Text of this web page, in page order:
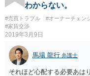
わからない。
#売買トラブル #オーナーチェン
#家賃交渉
2019年3月9日
馬場 龍行 弁護士
それほど心配する必要あは